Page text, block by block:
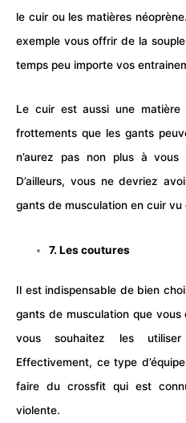
le cuir ou les matières
exemple vous offrir de la
temps peu importe vos
Le cuir est aussi une
frottements que les gants
n’aurez pas non plus à
D’ailleurs, vous ne devriez
gants de musculation en cuir vu
7. Les coutures
Il est indispensable de bien
gants de musculation que vous
vous souhaitez les utiliser
Effectivement, ce type
faire du crossfit qui est
violente.